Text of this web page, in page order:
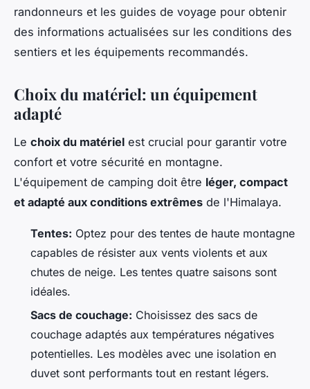
randonneurs et les guides de voyage pour obtenir
des informations actualisées sur les conditions des
sentiers et les équipements recommandés.
Choix du matériel: un équipement
adapté
Le choix du matériel est crucial pour garantir votre
confort et votre sécurité en montagne.
L'équipement de camping doit être léger, compact
et adapté aux conditions extrêmes de l'Himalaya.
Tentes: Optez pour des tentes de haute montagne
capables de résister aux vents violents et aux
chutes de neige. Les tentes quatre saisons sont
idéales.
Sacs de couchage: Choisissez des sacs de
couchage adaptés aux températures négatives
potentielles. Les modèles avec une isolation en
duvet sont performants tout en restant légers.